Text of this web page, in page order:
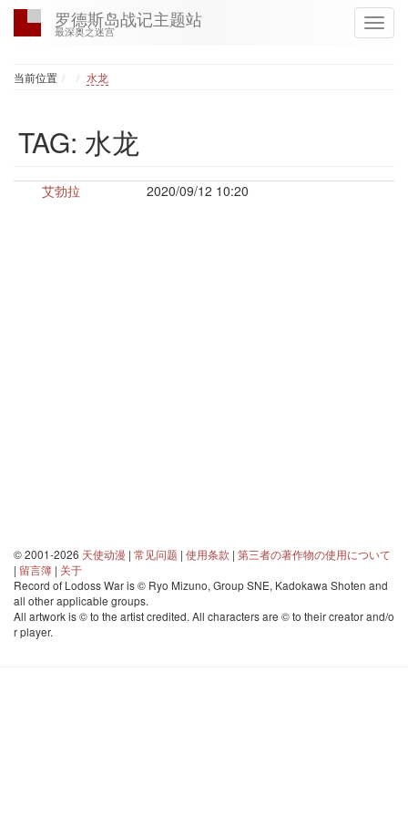
罗德斯岛战记主题站
最深奥之迷宫
当前位置 Home
水龙
TAG: 水龙
艾勃拉 2020/09/12 10:20
© 2001-2026 天使动漫 | 常见问题 | 使用条款 | 第三者の著作物の使用について
| 留言簿 | 关于
Record of Lodoss War is © Ryo Mizuno, Group SNE, Kadokawa Shoten and
all other applicable groups.
All artwork is © to the artist credited. All characters are © to their creator and/o
r player.